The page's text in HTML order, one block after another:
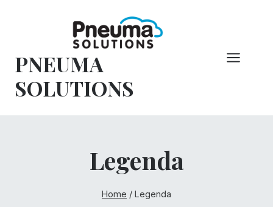
conteúdo
PNEUMA
SOLUTIONS
Legenda
Home / Legenda